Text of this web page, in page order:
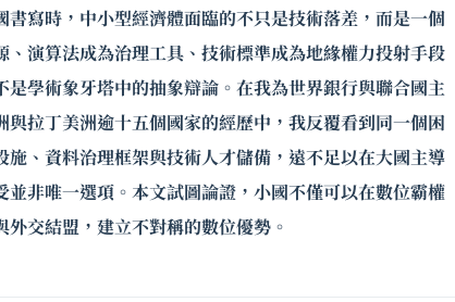
寫時，中小型經濟體面臨的不只是技術落差，而是一個
演算法成為治理工具、技術標準成為地緣權力投射手段
學術象牙塔中的抽象辯論。在我為世界銀行與聯合國主
拉丁美洲逾十五個國家的經歷中，我反覆看到同一個困
、資料治理框架與技術人才儲備，遠不足以在大國主導
非唯一選項。本文試圖論證，小國不僅可以在數位霸權
交結盟，建立不對稱的數位優勢。